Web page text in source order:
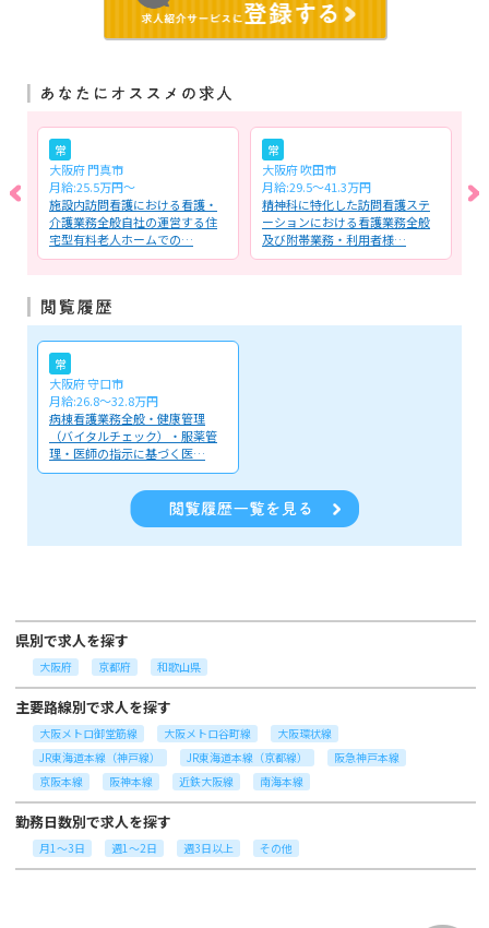
時給:16:30まで1,650円～、16:30以降2,050円～※時給は経験を考慮
常
大阪府 門真市
月給:25.5万円～
施設内訪問看護における看護・
介護業務全般自社の運営する住
宅型有料老人ホームでの…
常
大阪府 吹田市
月給:29.5～41.3万円
精神科に特化した訪問看護ステ
ーションにおける看護業務全般
及び附帯業務・利用者様…
常
大阪府 守口市
月給:26.8～32.8万円
病棟看護業務全般・健康管理
（バイタルチェック）・服薬管
理・医師の指示に基づく医…
県別で求人を探す
大阪府 京都府 和歌山県
主要路線別で求人を探す
大阪メトロ御堂筋線 大阪メトロ谷町線
大阪環状線
JR東海道本線（神戸線）
JR東海道本線（京都線）
阪急神戸本線
京阪本線
阪神本線 近鉄大阪線 南海本線
勤務日数別で求人を探す
月1～3日 週1～2日 週3日以上 その他